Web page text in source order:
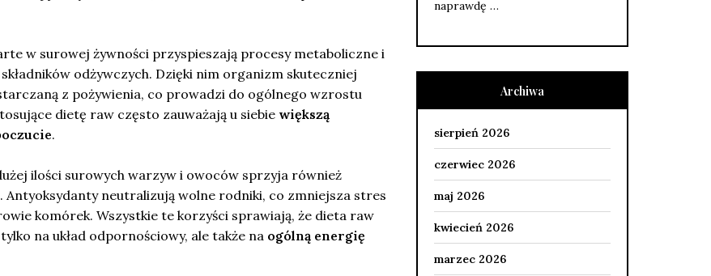
w surowej żywności przyspieszają procesy metaboliczne i
odżywczych. Dzięki nim organizm skuteczniej
z pożywienia, co prowadzi do ogólnego wzrostu
dietę raw często zauważają u siebie większą
.
ilości surowych warzyw i owoców sprzyja również
. Antyoksydanty neutralizują wolne rodniki, co zmniejsza stres
komórek. Wszystkie te korzyści sprawiają, że dieta raw
na układ odpornościowy, ale także na ogólną energię
naprawdę …
Archiwa
sierpień 2026
czerwiec 2026
maj 2026
kwiecień 2026
marzec 2026